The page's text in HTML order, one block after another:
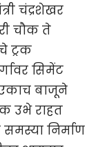
चंद्रशेखर
चौक ते
ट्रक
सिमेंट
बाजूने
उभे राहत
निर्माण